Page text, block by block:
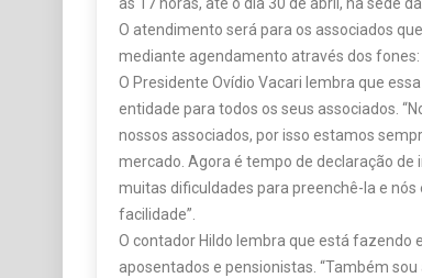
às 17 horas, até o dia 30 de abril, na sede
O atendimento será para os associados
mediante agendamento através dos
O Presidente Ovídio Vacari lembra que
entidade para todos os seus associados.
nossos associados, por isso estamos
mercado. Agora é tempo de declaração
muitas dificuldades para preenchê-la e
facilidade”.
O contador Hildo lembra que está fazendo
aposentados e pensionistas. “Também